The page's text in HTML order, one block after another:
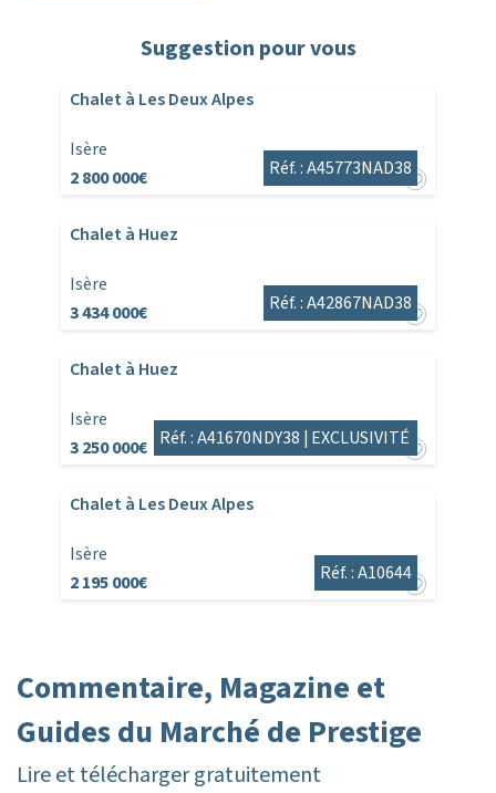
Suggestion pour vous
Chalet à Les Deux Alpes
Isère
2 800 000€
Réf. : A45773NAD38
Chalet à Huez
Isère
3 434 000€
Réf. : A42867NAD38
Chalet à Huez
Isère
3 250 000€ Réf. : A41670NDY38 | EXCLUSIVITÉ
Chalet à Les Deux Alpes
Isère
2 195 000€
Réf. : A10644
Commentaire, Magazine et
Guides du Marché de Prestige
Lire et télécharger gratuitement